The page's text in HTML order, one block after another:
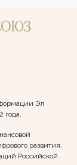
Эл
года.
развития,
Российской